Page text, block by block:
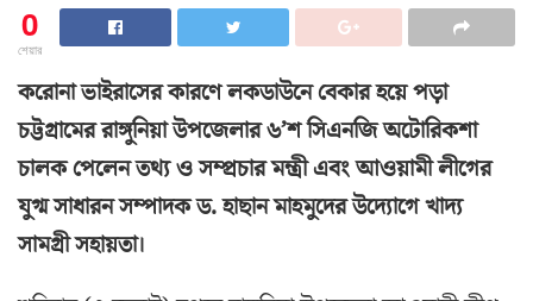
0
শেয়ার
করোনা ভাইরাসের কারণে লকডাউনে বেকার হয়ে পড়া
চট্টগ্রামের রাঙ্গুনিয়া উপজেলার ৬’শ সিএনজি অটোরিকশা
চালক পেলেন তথ্য ও সম্প্রচার মন্ত্রী এবং আওয়ামী লীগের
যুগ্ম সাধারন সম্পাদক ড. হাছান মাহমুদের উদ্যোগে খাদ্য
সামগ্রী সহায়তা।